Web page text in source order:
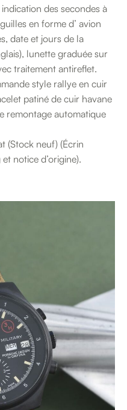
des secondes à
en forme d’ avion
date et jours de la
lunette graduée sur
traitement antireflet.
style rallye en cuir
patiné de cuir havane
remontage automatique
(Stock neuf) (Écrin
notice d’origine).